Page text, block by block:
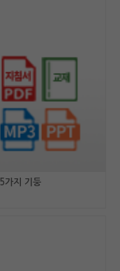
가지 기둥